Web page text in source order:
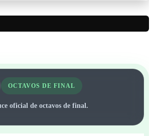
OCTAVOS DE FINAL
oficial de octavos de final.